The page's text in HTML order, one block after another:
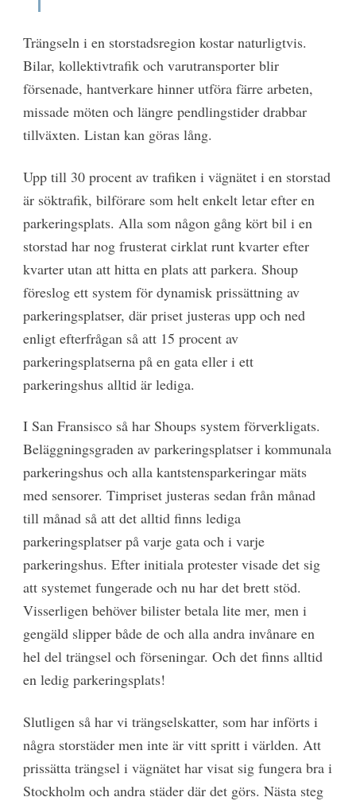
Trängseln i en storstadsregion kostar naturligtvis.
Bilar, kollektivtrafik och varutransporter blir
försenade, hantverkare hinner utföra färre arbeten,
missade möten och längre pendlingstider drabbar
tillväxten. Listan kan göras lång.
Upp till 30 procent av trafiken i vägnätet i en storstad
är söktrafik, bilförare som helt enkelt letar efter en
parkeringsplats. Alla som någon gång kört bil i en
storstad har nog frusterat cirklat runt kvarter efter
kvarter utan att hitta en plats att parkera. Shoup
föreslog ett system för dynamisk prissättning av
parkeringsplatser, där priset justeras upp och ned
enligt efterfrågan så att 15 procent av
parkeringsplatserna på en gata eller i ett
parkeringshus alltid är lediga.
I San Fransisco så har Shoups system förverkligats.
Beläggningsgraden av parkeringsplatser i kommunala
parkeringshus och alla kantstensparkeringar mäts
med sensorer. Timpriset justeras sedan från månad
till månad så att det alltid finns lediga
parkeringsplatser på varje gata och i varje
parkeringshus. Efter initiala protester visade det sig
att systemet fungerade och nu har det brett stöd.
Visserligen behöver bilister betala lite mer, men i
gengäld slipper både de och alla andra invånare en
hel del trängsel och förseningar. Och det finns alltid
en ledig parkeringsplats!
Slutligen så har vi trängselskatter, som har införts i
några storstäder men inte är vitt spritt i världen. Att
prissätta trängsel i vägnätet har visat sig fungera bra i
Stockholm och andra städer där det görs. Nästa steg